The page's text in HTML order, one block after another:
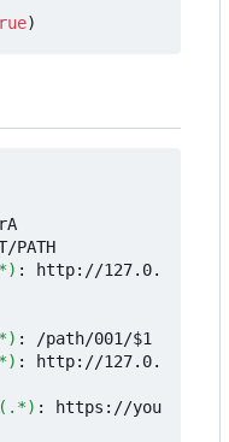
)
PATH
:
http://127.0.
:
/path/001/$1
:
http://127.0.
:
https://you